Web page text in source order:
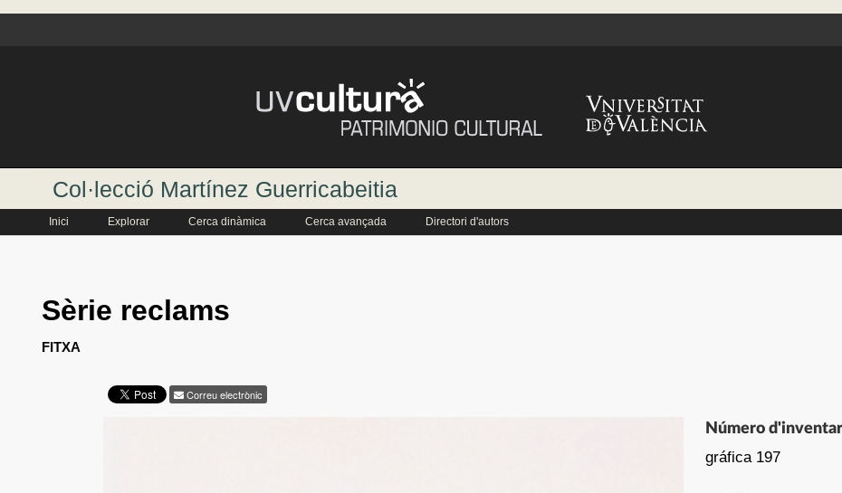
Col·lecció Martínez Guerricabeitia
Inici Explorar Cerca dinàmica Cerca avançada Directori d'autors
Sèrie reclams
FITXA
Correu electrònic
Número
gráfica 197